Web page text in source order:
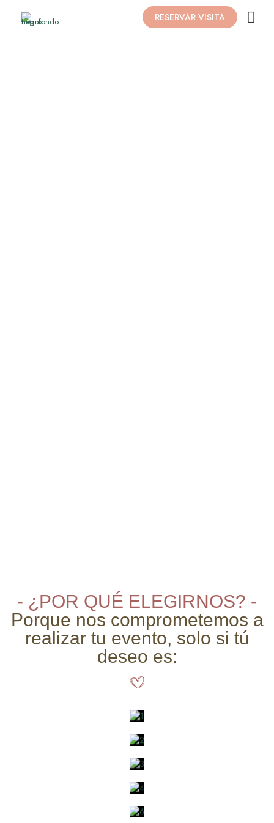
RESERVAR VISITA
- ¿POR QUÉ ELEGIRNOS? -
Porque nos comprometemos a
realizar tu evento, solo si tú
deseo es: